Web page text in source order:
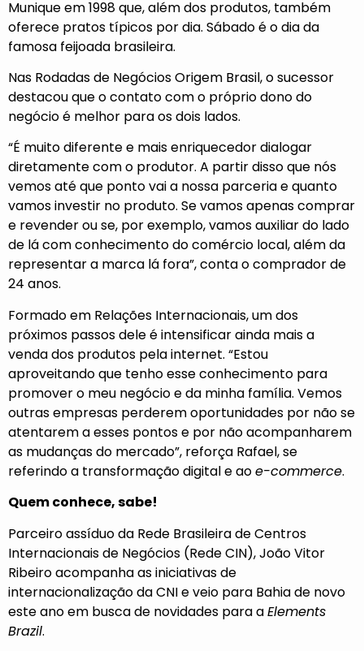
Munique em 1998 que, além dos produtos, também
oferece pratos típicos por dia. Sábado é o dia da
famosa feijoada brasileira.
Nas Rodadas de Negócios Origem Brasil, o sucessor
destacou que o contato com o próprio dono do
negócio é melhor para os dois lados.
“É muito diferente e mais enriquecedor dialogar
diretamente com o produtor. A partir disso que nós
vemos até que ponto vai a nossa parceria e quanto
vamos investir no produto. Se vamos apenas comprar
e revender ou se, por exemplo, vamos auxiliar do lado
de lá com conhecimento do comércio local, além da
representar a marca lá fora”, conta o comprador de
24 anos.
Formado em Relações Internacionais, um dos
próximos passos dele é intensificar ainda mais a
venda dos produtos pela internet. “Estou
aproveitando que tenho esse conhecimento para
promover o meu negócio e da minha família. Vemos
outras empresas perderem oportunidades por não se
atentarem a esses pontos e por não acompanharem
as mudanças do mercado”, reforça Rafael, se
referindo a transformação digital e aoe-commerce.
Quem conhece, sabe!
Parceiro assíduo da Rede Brasileira de Centros
Internacionais de Negócios (Rede CIN), João Vitor
Ribeiro acompanha as iniciativas de
internacionalização da CNI e veio para Bahia de novo
este ano em busca de novidades para aElements
Brazil.